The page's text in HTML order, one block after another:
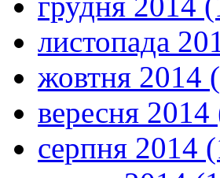
листопада
жовтня 2014
вересня 2014
серпня 2014